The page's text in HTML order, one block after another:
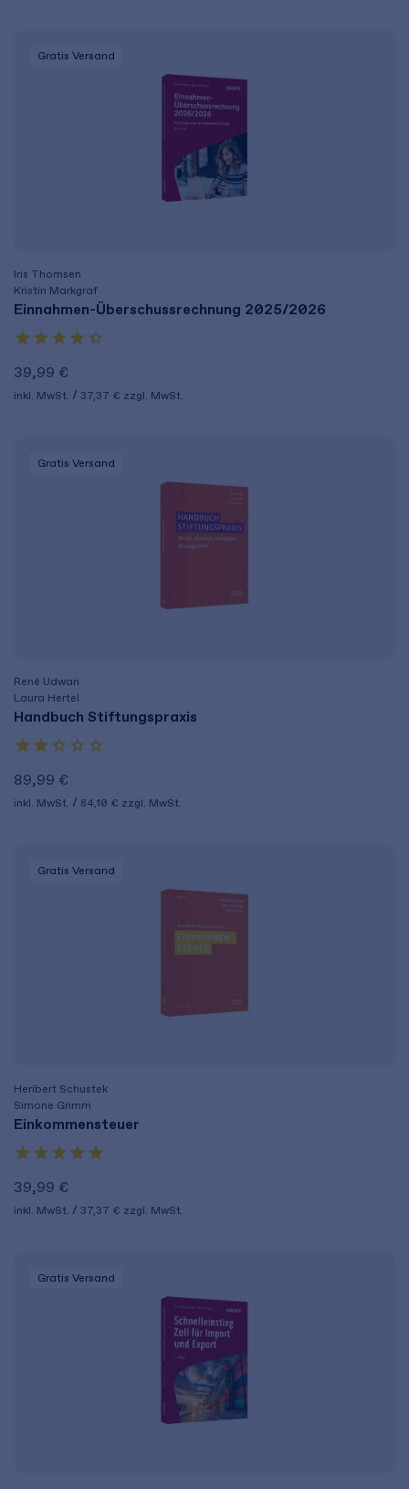
Gratis Versand
Iris Thomsen
Kristin Markgraf
Einnahmen-Überschussrechnung 2025/2026
39,99 €
inkl. MwSt. 37,37 € zzgl. MwSt.
Gratis Versand
René Udwari
Laura Hertel
Handbuch Stiftungspraxis
89,99 €
inkl. MwSt. 84,10 € zzgl. MwSt.
Gratis Versand
Heribert Schustek
Simone Grimm
Einkommensteuer
39,99 €
inkl. MwSt. 37,37 € zzgl. MwSt.
Gratis Versand